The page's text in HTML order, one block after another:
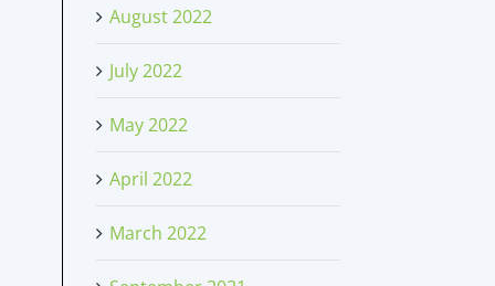
August 2022
July 2022
May 2022
April 2022
March 2022